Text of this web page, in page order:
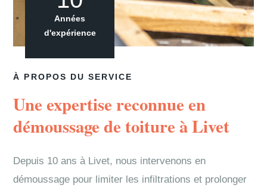
À PROPOS DU SERVICE
Une expertise reconnue en
démoussage de toiture à Livet
Depuis 10 ans à Livet, nous intervenons en
démoussage pour limiter les infiltrations et prolonger
Années
d'expérience